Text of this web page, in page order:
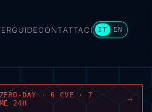
GUIDECONTATTACI IT EN
DAY · 6 CVE · 7
24H
→